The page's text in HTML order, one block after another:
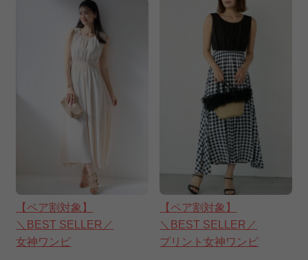
【ペア割対象】
＼BEST SELLER／
女神ワンピ
【ペア割対象】
＼BEST SELLER／
プリント女神ワンピ